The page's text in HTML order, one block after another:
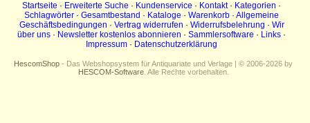
Startseite · Erweiterte Suche · Kundenservice · Kontakt· Kategorien ·
Schlagwörter · Gesamtbestand · Kataloge · Warenkorb · Allgemeine
Geschäftsbedingungen · Vertrag widerrufen · Widerrufsbelehrung · Wir
über uns · Newsletter kostenlos abonnieren · Sammlersoftware · Links ·
Impressum · Datenschutzerklärung
HescomShop - Das Webshopsystem für Antiquariate und Verlage | © 2006-2026 by
HESCOM-Software. Alle Rechte vorbehalten.